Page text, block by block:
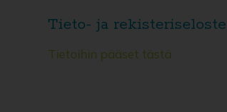
Tieto- ja rekisteriseloste
Tietoihin pääset tästä